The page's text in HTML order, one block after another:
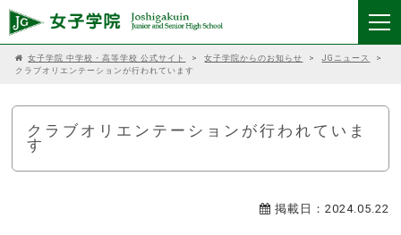
女子学院 中学校・高等学校 公式サイト > 女子学院からのお知らせ > JGニュース
>
クラブオリエンテーションが行われています
クラブオリエンテーションが行われていま
す
掲載日：2024.05.22